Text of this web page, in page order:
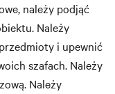
należy podjąć
Należy
i upewnić
szafach. Należy
Należy